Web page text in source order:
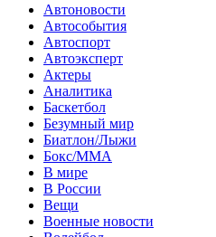
Автоновости
Автособытия
Автоспорт
Автоэксперт
Актеры
Аналитика
Баскетбол
Безумный мир
Биатлон/Лыжи
Бокс/MMA
В мире
В России
Вещи
Военные новости